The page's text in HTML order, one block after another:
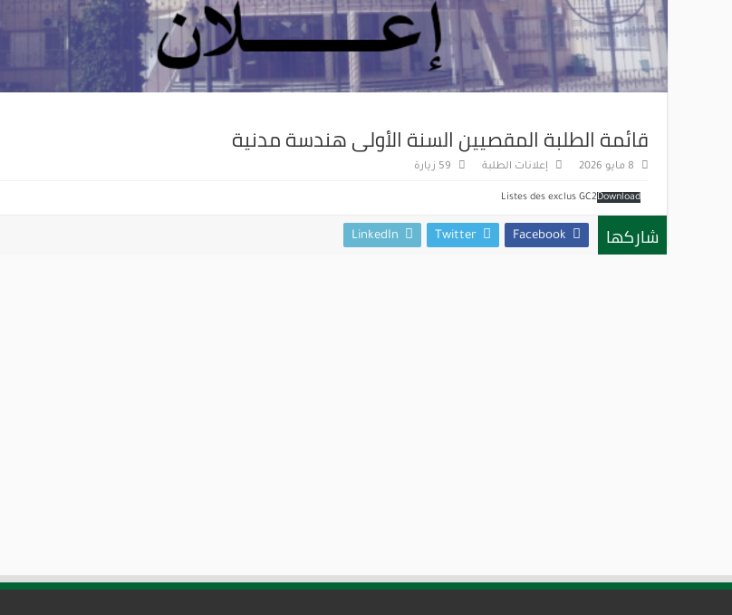
قائمة الطلبة المقصيين السنة الأولى هندسة مدنية
8 مايو 2026 إعلانات الطلبة 59 زيارة
Listes des exclus GC2Download
شاركها Facebook
Twitter
LinkedIn